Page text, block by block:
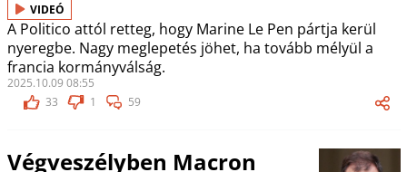
VIDEÓ
A Politico attól retteg, hogy Marine Le Pen pártja kerül
nyeregbe. Nagy meglepetés jöhet, ha tovább mélyül a
francia kormányválság.
2025.10.09 08:55
33
1 59
Végveszélyben Macron